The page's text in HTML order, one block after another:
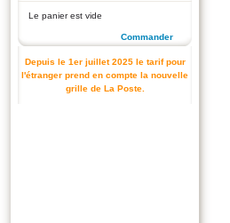
Le panier est vide
Commander
Depuis le 1er juillet 2025 le tarif pour
l'étranger prend en compte la nouvelle
grille de La Poste.